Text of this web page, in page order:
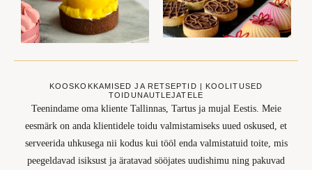
KOOSKOKKAMISED JA RETSEPTID | KOOLITUSED
TOIDUNAUTLEJATELE
Teenindame oma kliente Tallinnas, Tartus ja mujal Eestis. Meie
eesmärk on anda klientidele toidu valmistamiseks uued oskused, et
serveerida uhkusega nii kodus kui tööl enda valmistatuid toite, mis
peegeldavad isiksust ja äratavad sööjates uudishimu ning pakuvad